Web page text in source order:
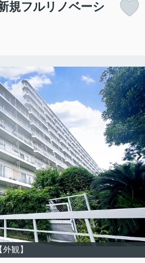
規フルリノベーシ
【外観】